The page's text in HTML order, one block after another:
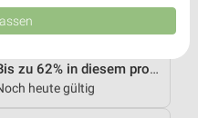
Bis zu 62% in diesem prospekt
heute gültig
Union weitergegeben und in die